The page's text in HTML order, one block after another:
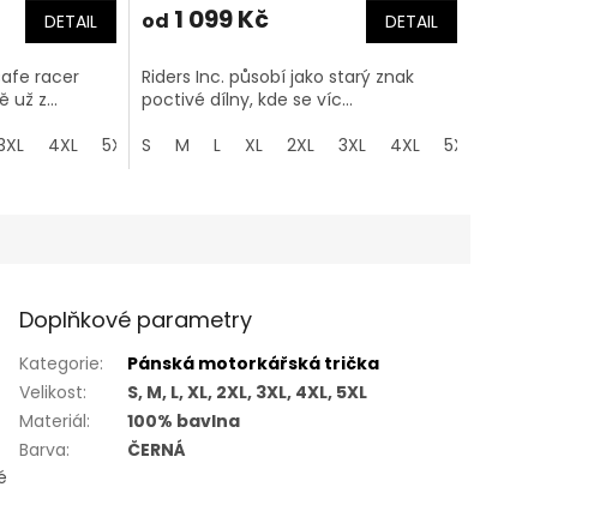
DETAIL
racer
už z...
4XL 5XL
od 1 099 Kč DETAIL
Riders Inc. působí jako starý znak
poctivé dílny, kde se víc...
S
M L XL 2XL 3XL 4XL 5XL
Doplňkové parametry
Kategorie:
Pánská motorkářská trička
Velikost:
S, M, L, XL, 2XL, 3XL, 4XL, 5XL
Materiál:
100% bavlna
Barva: ČERNÁ